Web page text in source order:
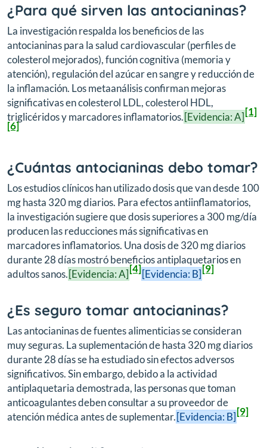
¿Para qué sirven las antocianinas?
La investigación respalda los beneficios de las
antocianinas para la salud cardiovascular (perfiles de
colesterol mejorados), función cognitiva (memoria y
atención), regulación del azúcar en sangre y reducción de
la inflamación. Los metaanálisis confirman mejoras
significativas en colesterol LDL, colesterol HDL,
triglicéridos y marcadores inflamatorios.[Evidencia: A][1]
[6]
¿Cuántas antocianinas debo tomar?
Los estudios clínicos han utilizado dosis que van desde 100
mg hasta 320 mg diarios. Para efectos antiinflamatorios,
la investigación sugiere que dosis superiores a 300 mg/día
producen las reducciones más significativas en
marcadores inflamatorios. Una dosis de 320 mg diarios
durante 28 días mostró beneficios antiplaquetarios en
adultos sanos.[Evidencia: A][4][Evidencia: B][9]
¿Es seguro tomar antocianinas?
Las antocianinas de fuentes alimenticias se consideran
muy seguras. La suplementación de hasta 320 mg diarios
durante 28 días se ha estudiado sin efectos adversos
significativos. Sin embargo, debido a la actividad
antiplaquetaria demostrada, las personas que toman
anticoagulantes deben consultar a su proveedor de
atención médica antes de suplementar.[Evidencia: B][9]